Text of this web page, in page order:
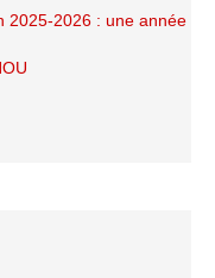
2025-2026 : une année